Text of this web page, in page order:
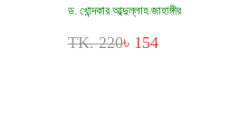
ড. খোন্দকার আব্দুল্লাহ জাহাঙ্গীর
TK. 220৳ 154